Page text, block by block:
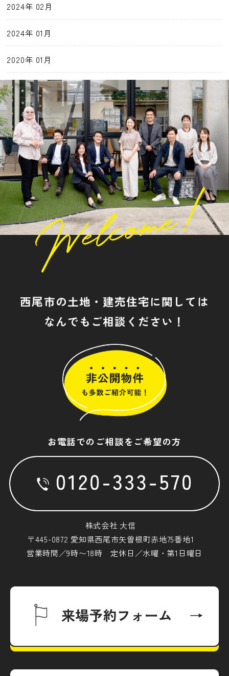
2024年 02月
2024年 01月
2020年 01月
西尾市の土地・建売住宅に関しては
なんでもご相談ください！
お電話でのご相談をご希望の方
株式会社 大信
〒445-0872 愛知県西尾市矢曽根町赤地75番地1
営業時間／9時〜18時 定休日／水曜・第1日曜日